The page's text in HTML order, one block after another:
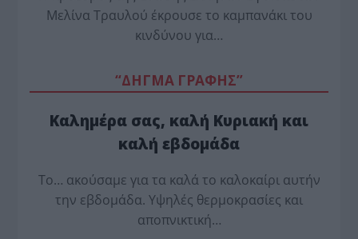
Μελίνα Τραυλού έ­κρουσε το καμπανάκι του
κινδύνου για…
“ΔΗΓΜΑ ΓΡΑΦΗΣ”
Καλημέρα σας, καλή Κυριακή και
καλή εβδομάδα
Το… ακούσαμε για τα καλά το καλοκαίρι αυτήν
την εβδομάδα. Υψηλές θερμοκρασίες και
αποπνικτική…